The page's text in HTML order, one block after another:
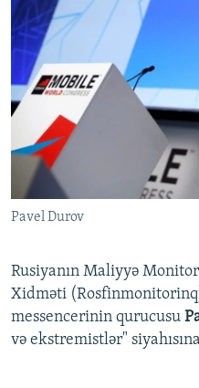
Pavel Durov
Rusiyanın Maliyyə
Xidməti
messencerinin qurucusu
və ekstremistlər"